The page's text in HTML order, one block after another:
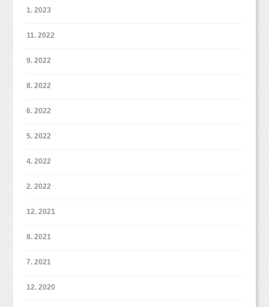
1. 2023
11. 2022
9. 2022
8. 2022
6. 2022
5. 2022
4. 2022
2. 2022
12. 2021
8. 2021
7. 2021
12. 2020